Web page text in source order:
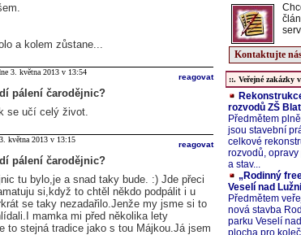
a kolem zůstane...
3. května 2013 v 13:54
reagovat
pálení čarodějnic?
se učí celý život.
května 2013 v 13:15
reagovat
pálení čarodějnic?
tu bylo,je a snad taky bude. :) Jde přeci
si,když to chtěl někdo podpálit i u
se taky nezadařilo.Jenže my jsme si to
mamka mi před několika lety
to stejná tradice jako s tou Májkou.Já jsem
Kontaktujte
::. Veřejné zakázky
rozvodů ZŠ
Předmětem
jsou stavební
celkové
rozvodů,
a stav...
„Rodinný
Veselí nad
Předmětem
nová stavba
parku Veselí
plocha pro